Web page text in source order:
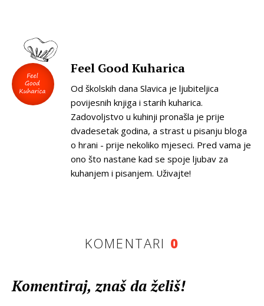
Feel Good Kuharica
Od školskih dana Slavica je ljubiteljica
povijesnih knjiga i starih kuharica.
Zadovoljstvo u kuhinji pronašla je prije
dvadesetak godina, a strast u pisanju bloga
o hrani - prije nekoliko mjeseci. Pred vama je
ono što nastane kad se spoje ljubav za
kuhanjem i pisanjem. Uživajte!
KOMENTARI 0
Komentiraj, znaš da želiš!